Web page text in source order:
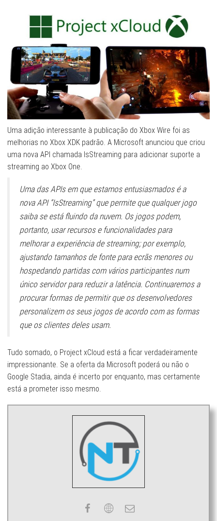
Uma adição interessante à publicação do Xbox Wire foi as
melhorias no Xbox XDK padrão. A Microsoft anunciou que criou
uma nova API chamada IsStreaming para adicionar suporte a
streaming ao Xbox One.
Uma das APIs em que estamos entusiasmados é a
nova API “IsStreaming” que permite que qualquer jogo
saiba se está fluindo da nuvem. Os jogos podem,
portanto, usar recursos e funcionalidades para
melhorar a experiência de streaming; por exemplo,
ajustando tamanhos de fonte para ecrãs menores ou
hospedando partidas com vários participantes num
único servidor para reduzir a latência. Continuaremos a
procurar formas de permitir que os desenvolvedores
personalizem os seus jogos de acordo com as formas
que os clientes deles usam.
Tudo somado, o Project xCloud está a ficar verdadeiramente
impressionante. Se a oferta da Microsoft poderá ou não o
Google Stadia, ainda é incerto por enquanto, mas certamente
está a prometer isso mesmo.